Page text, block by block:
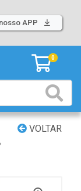
APP
0
VOLTAR